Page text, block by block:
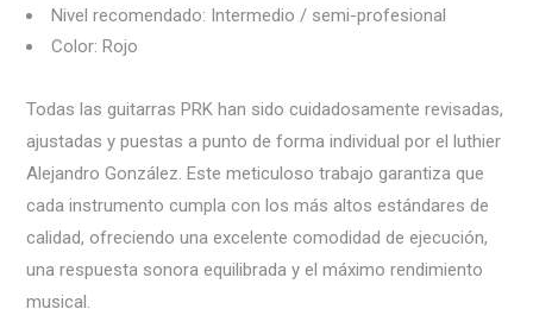
Nivel recomendado: Intermedio / semi-profesional
Color: Rojo
Todas las guitarras PRK han sido cuidadosamente revisadas,
ajustadas y puestas a punto de forma individual por el luthier
Alejandro González. Este meticuloso trabajo garantiza que
cada instrumento cumpla con los más altos estándares de
calidad, ofreciendo una excelente comodidad de ejecución,
una respuesta sonora equilibrada y el máximo rendimiento
musical.